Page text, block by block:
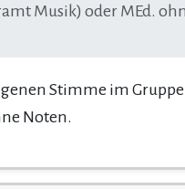
Musik) oder MEd.
Stimme im
Noten.